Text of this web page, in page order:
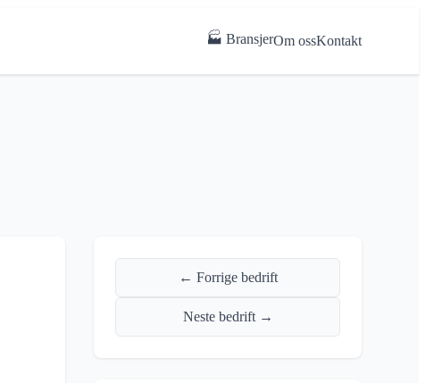
🏭 BransjerOm ossKontakt
← Forrige bedrift
Neste bedrift →